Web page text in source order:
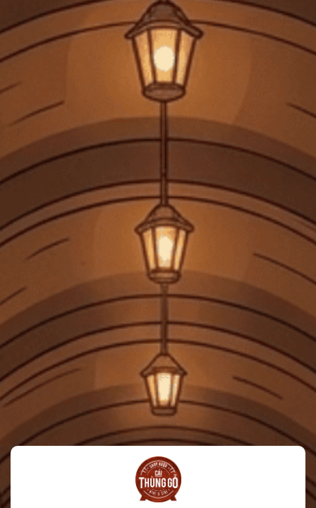
Trong thế giới của các loại rượu pha chế, Kahlúa là một cái tên
không thể thiếu, một loại rượu mùi...
DANH MỤC SẢN PHẨM
TRANG CHỦ
GIỎ HỘP QUÀ TẾT 2026
RƯỢU MẠNH
RƯỢU VANG
RƯỢU PHA CHẾ
PHỤ KIỆN
QUÀ TẶNG
TIN TỨC
LIÊN HỆ
TIN KHUYẾN MÃI
Glenfiddich Hé Lộ Diện Mạo Mới Mang Đậm
06/03/2026
7 Xu hướng Rượu mạnh (Spirits) Chính của